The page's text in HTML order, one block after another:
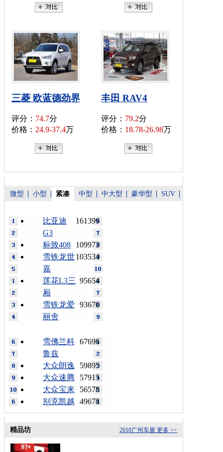
三菱 欧蓝德劲界
评分： 74.7分
价格： 24.9-37.4万
丰田 RAV4
评分： 79.2分
价格： 18.78-26.98万
微型 小型 紧凑 中型 中大型 豪华型 SUV
161399
比亚迪
G3
109973
标致408
103534
雪铁龙世
嘉
95654
莲花L3三
厢
93670
雪铁龙爱
丽舍
67696
雪佛兰科
鲁兹
59895
大众朗逸
57915
大众速腾
56578
大众宝来
49678
别克凯越
更多 >>
2010广州车展
精品坊